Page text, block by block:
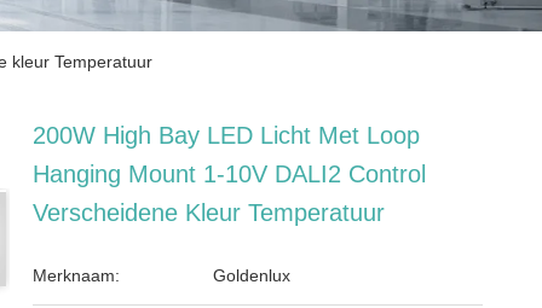
kleur Temperatuur
200W High Bay LED Licht Met Loop
Hanging Mount 1-10V DALI2 Control
Verscheidene Kleur Temperatuur
Merknaam: Goldenlux